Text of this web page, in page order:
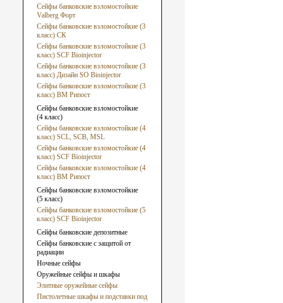
Сейфы банковские взломостойкие
Valberg Форт
Сейфы банковские взломостойкие (3
класс) СК
Сейфы банковские взломостойкие (3
класс) SCF Bioinjector
Сейфы банковские взломостойкие (3
класс) Дизайн SO Bioinjector
Сейфы банковские взломостойкие (3
класс) ВМ Рипост
Сейфы банковские взломостойкие
(4 класс)
Сейфы банковские взломостойкие (4
класс) SCL, SCB, MSL
Сейфы банковские взломостойкие (4
класс) SCF Bioinjector
Сейфы банковские взломостойкие (4
класс) ВМ Рипост
Сейфы банковские взломостойкие
(5 класс)
Сейфы банковские взломостойкие (5
класс) SCF Bioinjector
Сейфы банковские депозитные
Сейфы банковские с защитой от
радиации
Ночные сейфы
Оружейные сейфы и шкафы
Элитные оружейные сейфы
Пистолетные шкафы и подставки под